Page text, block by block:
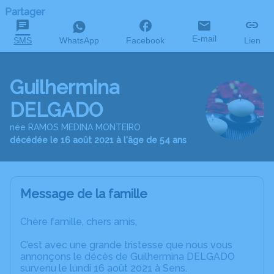
Partager
SMS WhatsApp Facebook E-mail Lien
Guilhermina
DELGADO
née RAMOS MEDINA MONTEIRO
décédée le 16 août 2021 à l'âge de 54 ans
Message de la famille
Chère famille, chers amis,
C’est avec une grande tristesse que nous vous
annonçons le décès de Guilhermina DELGADO
survenu le lundi 16 août 2021 à Sens.